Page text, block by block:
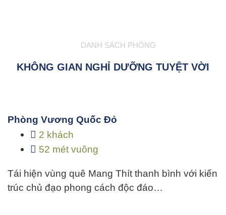
DANH SÁCH PHÒNG
KHÔNG GIAN NGHỈ DƯỠNG TUYỆT VỜI
Phòng Vương Quốc Đỏ
2 khách
52 mét vuông
Tái hiện vùng quê Mang Thít thanh bình với kiến
trúc chủ đạo phong cách độc đáo…